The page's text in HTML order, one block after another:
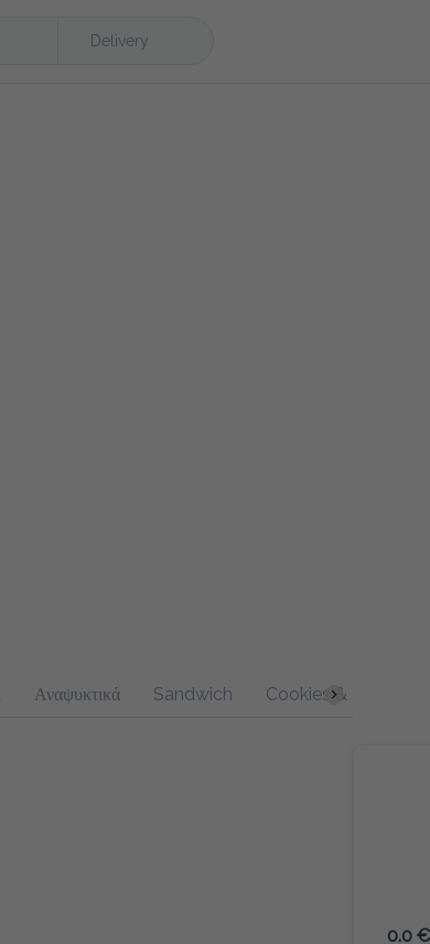
Delivery
Αναψυκτικά Sandwich Cookies & Bites
0.0 €